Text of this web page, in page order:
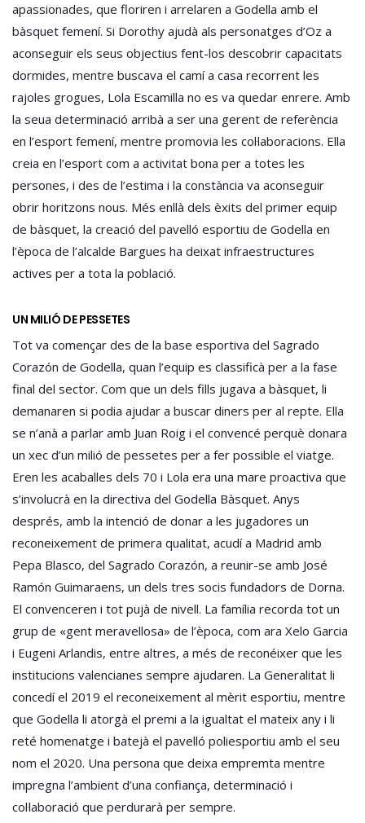
apassionades, que floriren i arrelaren a Godella amb el
bàsquet femení. Si Dorothy ajudà als personatges d’Oz a
aconseguir els seus objectius fent-los descobrir capacitats
dormides, mentre buscava el camí a casa recorrent les
rajoles grogues, Lola Escamilla no es va quedar enrere. Amb
la seua determinació arribà a ser una gerent de referència
en l’esport femení, mentre promovia les col·laboracions. Ella
creia en l’esport com a activitat bona per a totes les
persones, i des de l’estima i la constància va aconseguir
obrir horitzons nous. Més enllà dels èxits del primer equip
de bàsquet, la creació del pavelló esportiu de Godella en
l’època de l’alcalde Bargues ha deixat infraestructures
actives per a tota la població.
UN MILIÓ DE PESSETES
Tot va començar des de la base esportiva del Sagrado
Corazón de Godella, quan l’equip es classificà per a la fase
final del sector. Com que un dels fills jugava a bàsquet, li
demanaren si podia ajudar a buscar diners per al repte. Ella
se n’anà a parlar amb Juan Roig i el convencé perquè donara
un xec d’un milió de pessetes per a fer possible el viatge.
Eren les acaballes dels 70 i Lola era una mare proactiva que
s’involucrà en la directiva del Godella Bàsquet. Anys
després, amb la intenció de donar a les jugadores un
reconeixement de primera qualitat, acudí a Madrid amb
Pepa Blasco, del Sagrado Corazón, a reunir-se amb José
Ramón Guimaraens, un dels tres socis fundadors de Dorna.
El convenceren i tot pujà de nivell. La família recorda tot un
grup de «gent meravellosa» de l’època, com ara Xelo Garcia
i Eugeni Arlandis, entre altres, a més de reconéixer que les
institucions valencianes sempre ajudaren. La Generalitat li
concedí el 2019 el reconeixement al mèrit esportiu, mentre
que Godella li atorgà el premi a la igualtat el mateix any i li
reté homenatge i batejà el pavelló poliesportiu amb el seu
nom el 2020. Una persona que deixa empremta mentre
impregna l’ambient d’una confiança, determinació i
col·laboració que perdurarà per sempre.